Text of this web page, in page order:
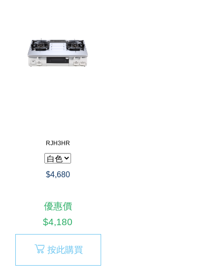
RJH3HR
$4,680
優惠價
$4,180
按此購買